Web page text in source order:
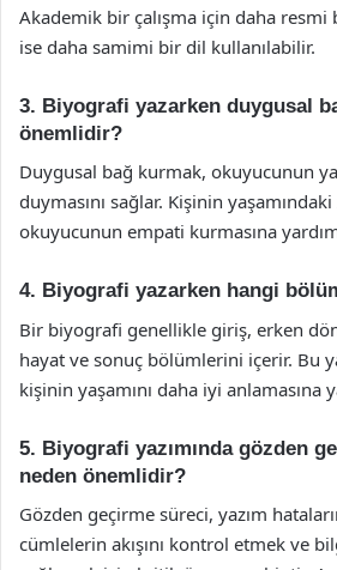
Akademik bir çalışma için daha resmi
ise daha samimi bir dil kullanılabilir.
3. Biyografi yazarken duygusal
önemlidir?
Duygusal bağ kurmak, okuyucunun
duymasını sağlar. Kişinin
okuyucunun empati kurmasına
4. Biyografi yazarken hangi
Bir biyografi genellikle giriş, erken
hayat ve sonuç bölümlerini içerir. Bu
kişinin yaşamını daha iyi anlamasına
5. Biyografi yazımında gözden
neden önemlidir?
Gözden geçirme süreci, yazım
cümlelerin akışını kontrol etmek ve